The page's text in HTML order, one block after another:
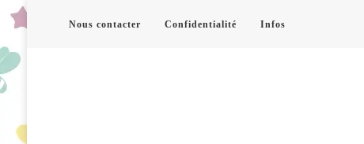
Nous contacter Confidentialité Infos